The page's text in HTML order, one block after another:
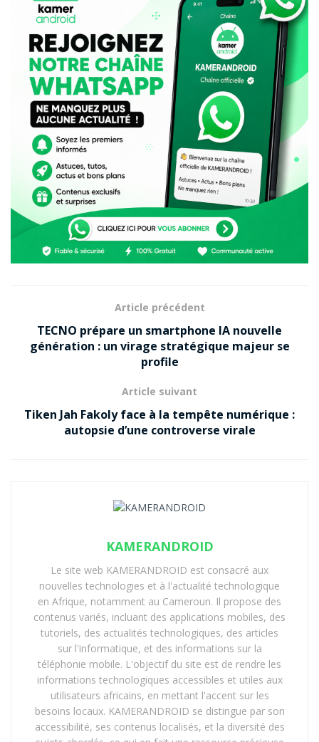
Article précédent
TECNO prépare un smartphone IA nouvelle
génération : un virage stratégique majeur se
profile
Article suivant
Tiken Jah Fakoly face à la tempête numérique :
autopsie d’une controverse virale
KAMERANDROID
Le site web KAMERANDROID est consacré aux
nouvelles technologies et à l'actualité technologique
en Afrique, notamment au Cameroun. Il propose des
contenus variés, incluant des applications mobiles, des
tutoriels, des actualités technologiques, des articles
sur l'informatique, et des informations sur la
téléphonie mobile. L'objectif du site est de rendre les
informations technologiques accessibles et utiles aux
utilisateurs africains, en mettant l'accent sur les
besoins locaux. KAMERANDROID se distingue par son
accessibilité, ses contenus localisés, et la diversité des